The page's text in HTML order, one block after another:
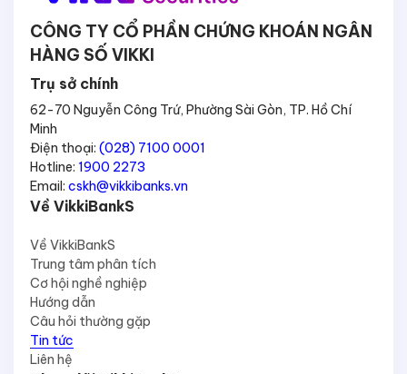
CÔNG TY CỔ PHẦN CHỨNG KHOÁN NGÂN
HÀNG SỐ VIKKI
Trụ sở chính
62-70 Nguyễn Công Trứ, Phường Sài Gòn, TP. Hồ Chí
Minh
Điện thoại: (028) 7100 0001
Hotline: 1900 2273
Email: cskh@vikkibanks.vn
Về VikkiBankS
Về VikkiBankS
Trung tâm phân tích
Cơ hội nghề nghiệp
Hướng dẫn
Câu hỏi thường gặp
Tin tức
Liên hệ